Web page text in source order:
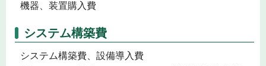
機器、装置購入費
システム構築費
システム構築費、設備導入費